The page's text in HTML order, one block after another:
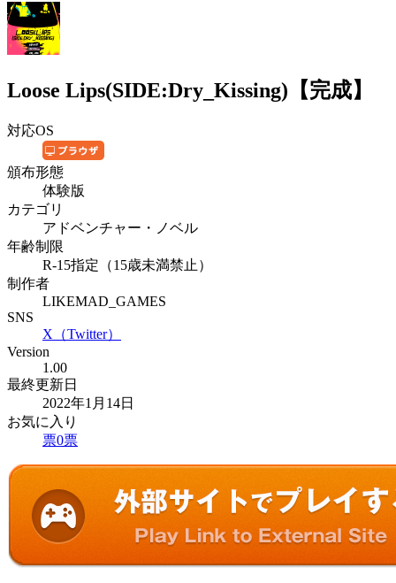
Loose Lips(SIDE:Dry_Kissing)【完成】
対応OS
頒布形態
体験版
カテゴリ
アドベンチャー・ノベル
年齢制限
R-15指定（15歳未満禁止）
制作者
LIKEMAD_GAMES
SNS
X（Twitter）
Version
1.00
最終更新日
2022年1月14日
お気に入り
票0票